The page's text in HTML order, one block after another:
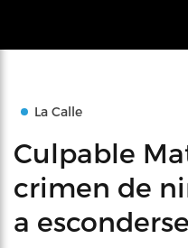
La Calle
Culpable
crimen de
a esconderse